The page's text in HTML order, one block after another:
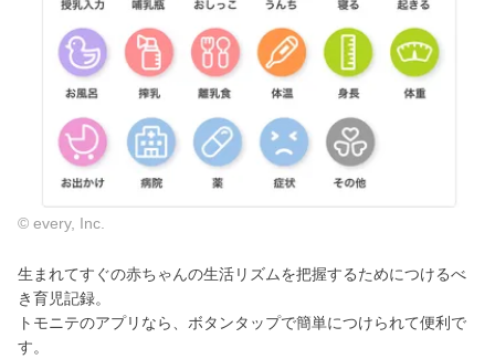
© every, Inc.
生まれてすぐの赤ちゃんの生活リズムを把握するためにつけるべ
き育児記録。
トモニテのアプリなら、ボタンタップで簡単につけられて便利で
す。